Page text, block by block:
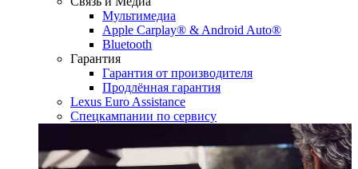
Мультимедиа
Apple Carplay® & Android Auto®
Bluetooth
Гарантия
Гарантия от производителя
Продлённая гарантия
Lexus Euro Assistance
Спецкампании по сервису